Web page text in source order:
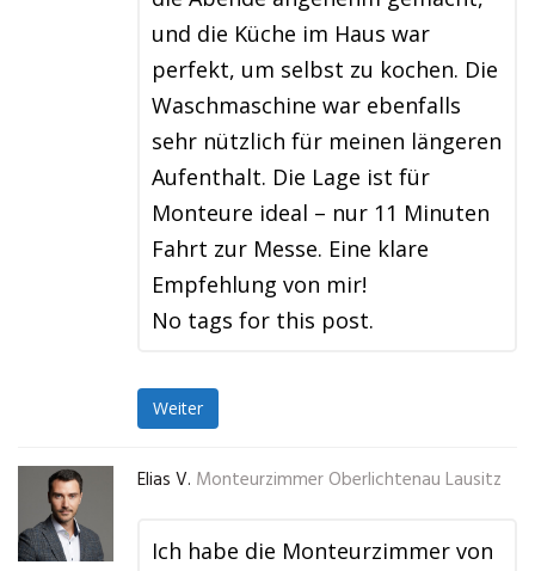
und die Küche im Haus war
perfekt, um selbst zu kochen. Die
Waschmaschine war ebenfalls
sehr nützlich für meinen längeren
Aufenthalt. Die Lage ist für
Monteure ideal – nur 11 Minuten
Fahrt zur Messe. Eine klare
Empfehlung von mir!
No tags for this post.
Weiter
Elias V. Monteurzimmer Oberlichtenau Lausitz
Ich habe die Monteurzimmer von